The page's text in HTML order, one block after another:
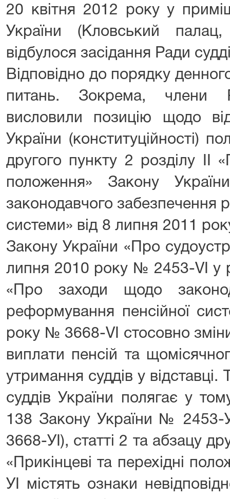
20 квітня 2012 року у
України (Кловський
відбулося засідання Ради
Відповідно до порядку
питань. Зокрема, члени
висловили позицію щодо
України (конституційності)
другого пункту 2 розділу II
положення» Закону
законодавчого забезпечення
системи» від 8 липня 2011
Закону України «Про
липня 2010 року № 2453-VI у
«Про заходи щодо
реформування пенсійної
року № 3668-VІ стосовно
виплати пенсій та
утримання суддів у відставці.
суддів України полягає у
138 Закону України № 2453-
3668-УІ), статті 2 та абзацу
«Прикінцеві та перехідні
УІ містять ознаки